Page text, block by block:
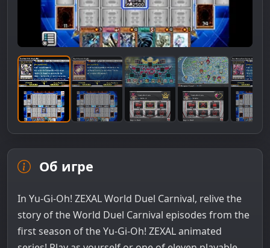
Об игре
In Yu-Gi-Oh! ZEXAL World Duel Carnival, relive the
story of the World Duel Carnival episodes from the
first season of the Yu-Gi-Oh! ZEXAL animated